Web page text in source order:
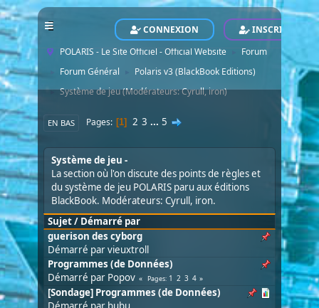
CONNEXION
INSCRIVEZ-
POLARIS - Le Site Officiel - Official Website
Forum
Forum Général Polaris v3 (BlackBook Editions)
► Système de jeu(Modérateurs:Cyrull,iron)
EN BAS Pages 1 2 3 ... 5
Système de jeu
La section où l'on discute des points de règles et
du système de jeu POLARIS paru aux éditions
BlackBook. Modérateurs: Cyrull, iron.
Sujet/ Démarré par
guerison des cyborg
Démarré parvieuxtroll
Programmes (de Données)
Démarré par Popov Pages 1 2 3 4
[Sondage] Programmes (de Données)